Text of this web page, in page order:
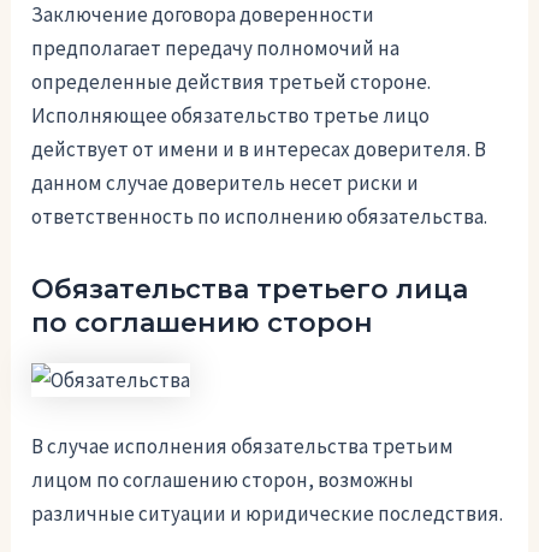
Заключение договора доверенности
предполагает передачу полномочий на
определенные действия третьей стороне.
Исполняющее обязательство третье лицо
действует от имени и в интересах доверителя. В
данном случае доверитель несет риски и
ответственность по исполнению обязательства.
Обязательства третьего лица
по соглашению сторон
В случае исполнения обязательства третьим
лицом по соглашению сторон, возможны
различные ситуации и юридические последствия.